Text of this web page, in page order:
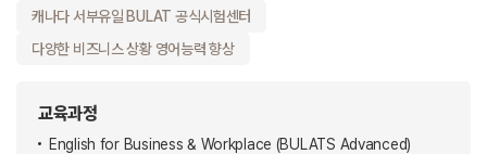
캐나다 서부유일 BULAT 공식시험센터
다양한 비즈니스 상황 영어능력 향상
교육과정
English for Business & Workplace (BULATS Advanced)